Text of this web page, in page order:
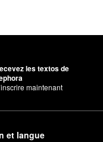
les textos de
maintenant
et langue